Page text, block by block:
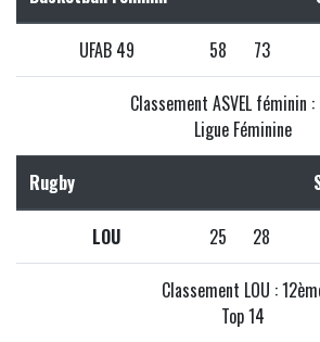
UFAB 49 58 73
Classement ASVEL féminin
Ligue Féminine
Rugby
LOU 25 28
Classement LOU :
Top 14